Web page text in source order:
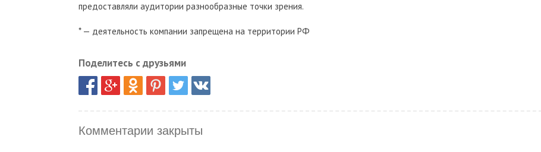
предоставляли аудитории разнообразные точки зрения.
* — деятельность компании запрещена на территории РФ
Поделитесь с друзьями
Комментарии закрыты